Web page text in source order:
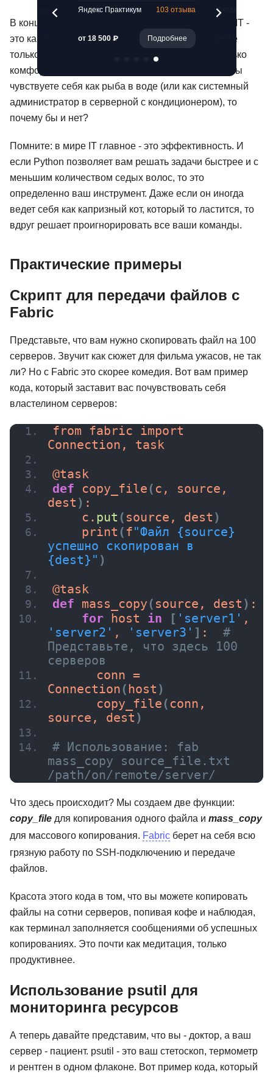
В конце концов, выбор языка для автоматизации IT -
это как выбор инструмента для починки: важно не
только то, насколько он эффективен, но и насколько
комфортно вам с ним работать. И если с Python вы
чувствуете себя как рыба в воде (или как системный
администратор в серверной с кондиционером), то
почему бы и нет?
Помните: в мире IT главное - это эффективность. И
если Python позволяет вам решать задачи быстрее и с
меньшим количеством седых волос, то это
определенно ваш инструмент. Даже если он иногда
ведет себя как капризный кот, который то ластится, то
вдруг решает проигнорировать все ваши команды.
Практические примеры
Скрипт для передачи файлов с
Fabric
Представьте, что вам нужно скопировать файл на 100
серверов. Звучит как сюжет для фильма ужасов, не так
ли? Но с Fabric это скорее комедия. Вот вам пример
кода, который заставит вас почувствовать себя
властелином серверов:
from fabric import
Connection, task
@task
def
copy_file ( c, source,
dest ) :
    c.
put ( source, dest )
print ( f"Файл {source}
успешно скопирован в
{dest}" )
@task
def
mass_copy ( source, dest ) :
for host in [ 'server1'
'server2' , 'server3' ] : #
Представьте, что здесь 100
серверов
Connection ( host )
copy_file ( conn,
source, dest )
# Использование: fab
mass_copy source_file.txt
/path/on/remote/server/
Что здесь происходит? Мы создаем две функции:
copy_file для копирования одного файла и mass_copy
для массового копирования. Fabric берет на себя всю
грязную работу по SSH-подключению и передаче
файлов.
Красота этого кода в том, что вы можете копировать
файлы на сотни серверов, попивая кофе и наблюдая,
как терминал заполняется сообщениями об успешных
копированиях. Это почти как медитация, только
продуктивнее.
Использование psutil для
мониторинга ресурсов
А теперь давайте представим, что вы - доктор, а ваш
сервер - пациент. psutil - это ваш стетоскоп, термометр
и рентген в одном флаконе. Вот пример кода, который
65 отзывов
Подробнее
Skillbox 261 отзыв
от 4 628 ₽ Подробнее
Яндекс
от 18 500 ₽